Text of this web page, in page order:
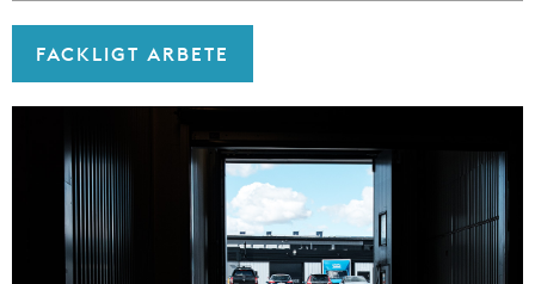
FACKLIGT ARBETE